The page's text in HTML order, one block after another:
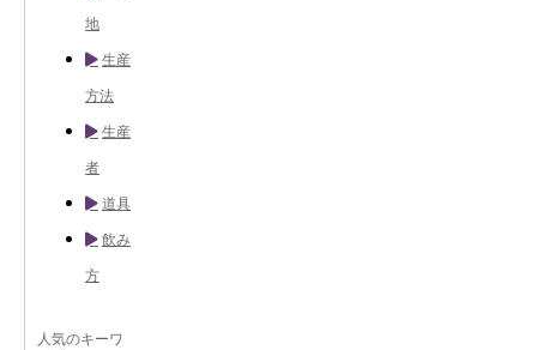
地
生産
方法
生産
者
道具
飲み
方
人気のキーワ